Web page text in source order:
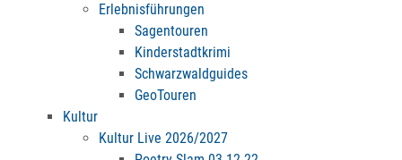
Erlebnisführungen
Sagentouren
Kinderstadtkrimi
Schwarzwaldguides
GeoTouren
Kultur
Kultur Live 2026/2027